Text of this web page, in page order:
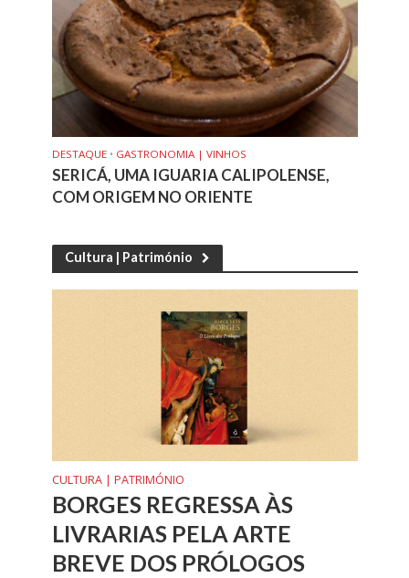
DESTAQUE • GASTRONOMIA | VINHOS
SERICÁ, UMA IGUARIA CALIPOLENSE,
COM ORIGEM NO ORIENTE
Cultura | Património
CULTURA | PATRIMÓNIO
BORGES REGRESSA ÀS
LIVRARIAS PELA ARTE
BREVE DOS PRÓLOGOS